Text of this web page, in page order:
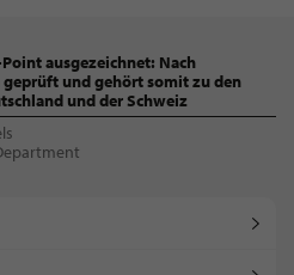
ausgezeichnet: Nach
geprüft und gehört somit zu den
und der Schweiz